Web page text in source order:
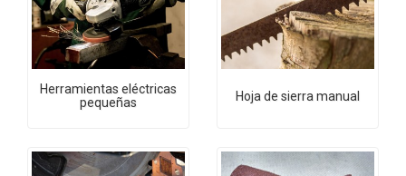
Herramientas eléctricas
pequeñas
Hoja de sierra manual